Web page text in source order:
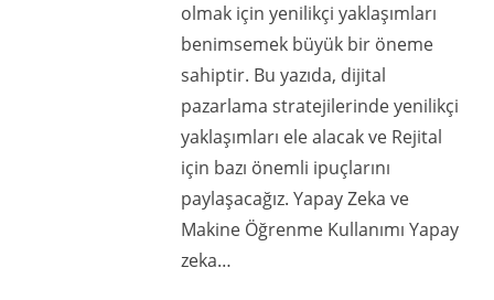
olmak için yenilikçi yaklaşımları
benimsemek büyük bir öneme
sahiptir. Bu yazıda, dijital
pazarlama stratejilerinde yenilikçi
yaklaşımları ele alacak ve Rejital
için bazı önemli ipuçlarını
paylaşacağız. Yapay Zeka ve
Makine Öğrenme Kullanımı Yapay
zeka…